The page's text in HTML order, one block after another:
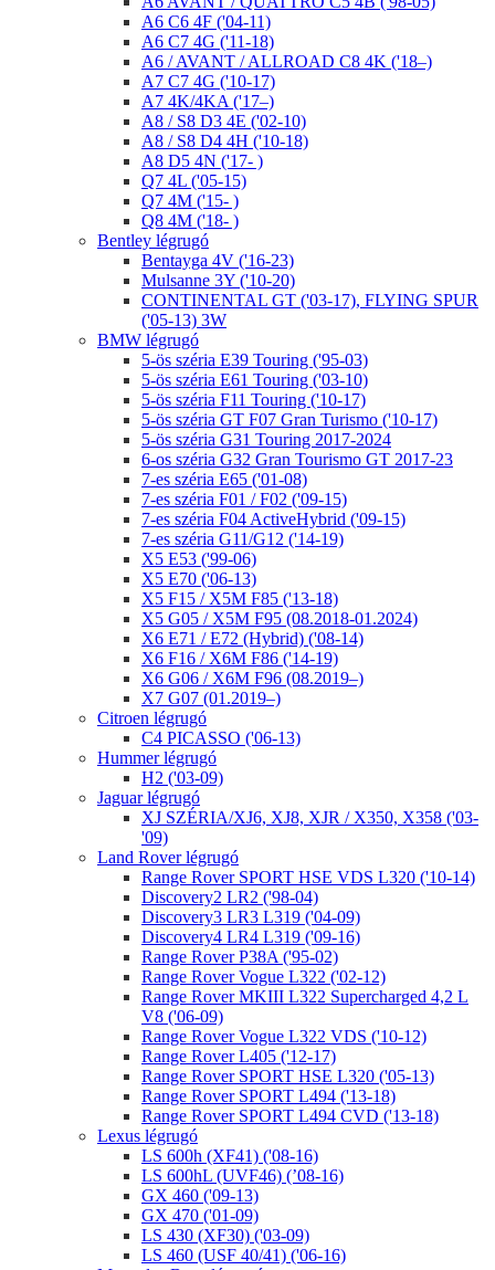
A6 C6 4F ('04-11)
A6 C7 4G ('11-18)
A6 / AVANT / ALLROAD C8 4K ('18–)
A7 C7 4G ('10-17)
A7 4K/4KA ('17–)
A8 / S8 D3 4E ('02-10)
A8 / S8 D4 4H ('10-18)
A8 D5 4N ('17- )
Q7 4L ('05-15)
Q7 4M ('15- )
Q8 4M ('18- )
Bentley légrugó
Bentayga 4V ('16-23)
Mulsanne 3Y ('10-20)
CONTINENTAL GT ('03-17), FLYING SPUR
('05-13) 3W
BMW légrugó
5-ös széria E39 Touring ('95-03)
5-ös széria E61 Touring ('03-10)
5-ös széria F11 Touring ('10-17)
5-ös széria GT F07 Gran Turismo ('10-17)
5-ös széria G31 Touring 2017-2024
6-os széria G32 Gran Tourismo GT 2017-23
7-es széria E65 ('01-08)
7-es széria F01 / F02 ('09-15)
7-es széria F04 ActiveHybrid ('09-15)
7-es széria G11/G12 ('14-19)
X5 E53 ('99-06)
X5 E70 ('06-13)
X5 F15 / X5M F85 ('13-18)
X5 G05 / X5M F95 (08.2018-01.2024)
X6 E71 / E72 (Hybrid) ('08-14)
X6 F16 / X6M F86 ('14-19)
X6 G06 / X6M F96 (08.2019–)
X7 G07 (01.2019–)
Citroen légrugó
C4 PICASSO ('06-13)
Hummer légrugó
H2 ('03-09)
Jaguar légrugó
XJ SZÉRIA/XJ6, XJ8, XJR / X350, X358 ('03-
'09)
Land Rover légrugó
Range Rover SPORT HSE VDS L320 ('10-14)
Discovery2 LR2 ('98-04)
Discovery3 LR3 L319 ('04-09)
Discovery4 LR4 L319 ('09-16)
Range Rover P38A ('95-02)
Range Rover Vogue L322 ('02-12)
Range Rover MKIII L322 Supercharged 4,2 L
V8 ('06-09)
Range Rover Vogue L322 VDS ('10-12)
Range Rover L405 ('12-17)
Range Rover SPORT HSE L320 ('05-13)
Range Rover SPORT L494 ('13-18)
Range Rover SPORT L494 CVD ('13-18)
Lexus légrugó
LS 600h (XF41) ('08-16)
LS 600hL (UVF46) (’08-16)
GX 460 ('09-13)
GX 470 ('01-09)
LS 430 (XF30) ('03-09)
LS 460 (USF 40/41) ('06-16)